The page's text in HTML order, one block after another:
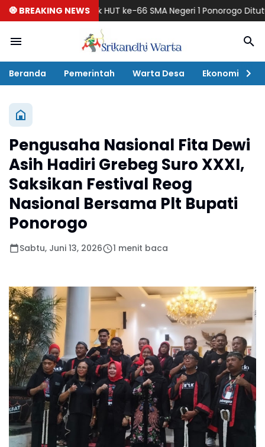
🧿 BREAKING NEWS
Semarak HUT ke-66 SMA Negeri 1 Ponorogo Ditutup
Beranda Pemerintah Warta Desa Ekonomi
Pengusaha Nasional Fita Dewi
Asih Hadiri Grebeg Suro XXXI,
Saksikan Festival Reog
Nasional Bersama Plt Bupati
Ponorogo
Sabtu, Juni 13, 2026 1 menit baca